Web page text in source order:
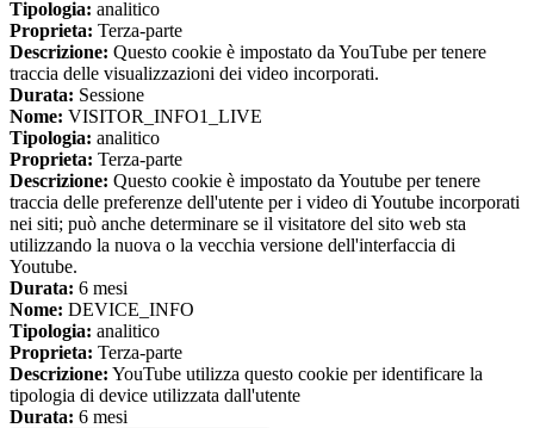
Tipologia: analitico
Proprieta: Terza-parte
Descrizione: Questo cookie è impostato da YouTube per tenere
traccia delle visualizzazioni dei video incorporati.
Durata: Sessione
Nome: VISITOR_INFO1_LIVE
Tipologia: analitico
Proprieta: Terza-parte
Descrizione: Questo cookie è impostato da Youtube per tenere
traccia delle preferenze dell'utente per i video di Youtube incorporati
nei siti; può anche determinare se il visitatore del sito web sta
utilizzando la nuova o la vecchia versione dell'interfaccia di
Youtube.
Durata: 6 mesi
Nome: DEVICE_INFO
Tipologia: analitico
Proprieta: Terza-parte
Descrizione: YouTube utilizza questo cookie per identificare la
tipologia di device utilizzata dall'utente
Durata: 6 mesi